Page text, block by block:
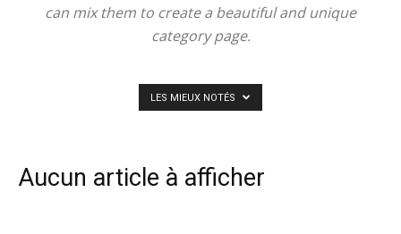
can mix them to create a beautiful and unique
category page.
LES MIEUX NOTÉS
Aucun article à afficher